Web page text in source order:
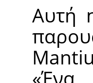
Αυτή